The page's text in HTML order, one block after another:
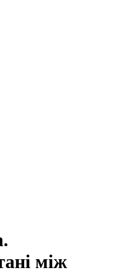
між